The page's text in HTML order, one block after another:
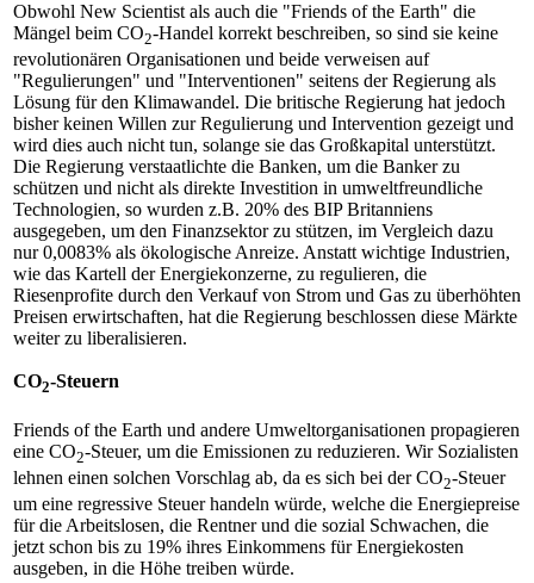
Obwohl New Scientist als auch die "Friends of the Earth" die
Mängel beim CO2-Handel korrekt beschreiben, so sind sie keine
revolutionären Organisationen und beide verweisen auf
"Regulierungen" und "Interventionen" seitens der Regierung als
Lösung für den Klimawandel. Die britische Regierung hat jedoch
bisher keinen Willen zur Regulierung und Intervention gezeigt und
wird dies auch nicht tun, solange sie das Großkapital unterstützt.
Die Regierung verstaatlichte die Banken, um die Banker zu
schützen und nicht als direkte Investition in umweltfreundliche
Technologien, so wurden z.B. 20% des BIP Britanniens
ausgegeben, um den Finanzsektor zu stützen, im Vergleich dazu
nur 0,0083% als ökologische Anreize. Anstatt wichtige Industrien,
wie das Kartell der Energiekonzerne, zu regulieren, die
Riesenprofite durch den Verkauf von Strom und Gas zu überhöhten
Preisen erwirtschaften, hat die Regierung beschlossen diese Märkte
weiter zu liberalisieren.
CO2-Steuern
Friends of the Earth und andere Umweltorganisationen propagieren
eine CO2-Steuer, um die Emissionen zu reduzieren. Wir Sozialisten
lehnen einen solchen Vorschlag ab, da es sich bei der CO2-Steuer
um eine regressive Steuer handeln würde, welche die Energiepreise
für die Arbeitslosen, die Rentner und die sozial Schwachen, die
jetzt schon bis zu 19% ihres Einkommens für Energiekosten
ausgeben, in die Höhe treiben würde.